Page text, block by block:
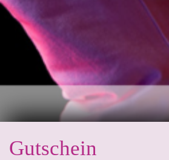
Gutschein